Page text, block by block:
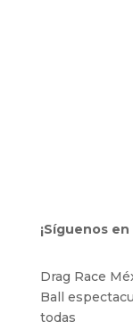
¡Síguenos en
Drag Race
Ball
todas